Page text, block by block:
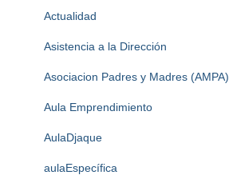
Actualidad
Asistencia a la Dirección
Asociacion Padres y Madres (AMPA)
Aula Emprendimiento
AulaDjaque
aulaEspecífica